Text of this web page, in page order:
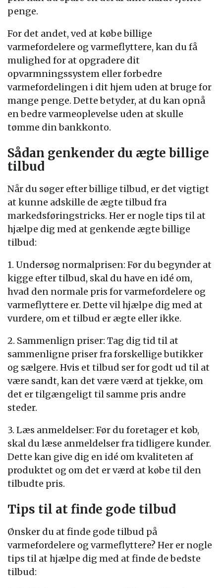
penge.
For det andet, ved at købe billige
varmefordelere og varmeflyttere, kan du få
mulighed for at opgradere dit
opvarmningssystem eller forbedre
varmefordelingen i dit hjem uden at bruge for
mange penge. Dette betyder, at du kan opnå
en bedre varmeoplevelse uden at skulle
tømme din bankkonto.
Sådan genkender du ægte billige
tilbud
Når du søger efter billige tilbud, er det vigtigt
at kunne adskille de ægte tilbud fra
markedsføringstricks. Her er nogle tips til at
hjælpe dig med at genkende ægte billige
tilbud:
1. Undersøg normalprisen: Før du begynder at
kigge efter tilbud, skal du have en idé om,
hvad den normale pris for varmefordelere og
varmeflyttere er. Dette vil hjælpe dig med at
vurdere, om et tilbud er ægte eller ikke.
2. Sammenlign priser: Tag dig tid til at
sammenligne priser fra forskellige butikker
og sælgere. Hvis et tilbud ser for godt ud til at
være sandt, kan det være værd at tjekke, om
det er tilgængeligt til samme pris andre
steder.
3. Læs anmeldelser: Før du foretager et køb,
skal du læse anmeldelser fra tidligere kunder.
Dette kan give dig en idé om kvaliteten af
produktet og om det er værd at købe til den
tilbudte pris.
Tips til at finde gode tilbud
Ønsker du at finde gode tilbud på
varmefordelere og varmeflyttere? Her er nogle
tips til at hjælpe dig med at finde de bedste
tilbud: